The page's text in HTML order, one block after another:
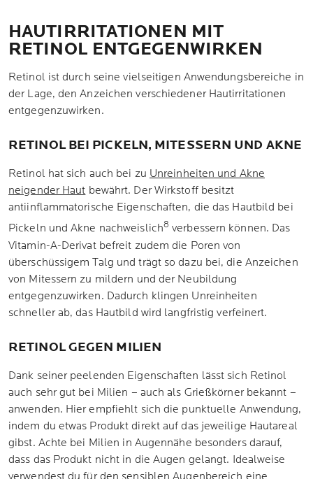
HAUTIRRITATIONEN MIT
RETINOL ENTGEGENWIRKEN
Retinol ist durch seine vielseitigen Anwendungsbereiche in
der Lage, den Anzeichen verschiedener Hautirritationen
entgegenzuwirken.
RETINOL BEI PICKELN, MITESSERN UND AKNE
Retinol hat sich auch bei zu Unreinheiten und Akne
neigender Haut bewährt. Der Wirkstoff besitzt
antiinflammatorische Eigenschaften, die das Hautbild bei
Pickeln und Akne nachweislich8 verbessern können. Das
Vitamin-A-Derivat befreit zudem die Poren von
überschüssigem Talg und trägt so dazu bei, die Anzeichen
von Mitessern zu mildern und der Neubildung
entgegenzuwirken. Dadurch klingen Unreinheiten
schneller ab, das Hautbild wird langfristig verfeinert.
RETINOL GEGEN MILIEN
Dank seiner peelenden Eigenschaften lässt sich Retinol
auch sehr gut bei Milien – auch als Grießkörner bekannt –
anwenden. Hier empfiehlt sich die punktuelle Anwendung,
indem du etwas Produkt direkt auf das jeweilige Hautareal
gibst. Achte bei Milien in Augennähe besonders darauf,
dass das Produkt nicht in die Augen gelangt. Idealweise
verwendest du für den sensiblen Augenbereich eine